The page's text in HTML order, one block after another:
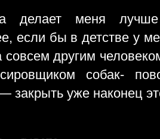
делает меня
если бы в детстве у
другим
собак-
уже наконец